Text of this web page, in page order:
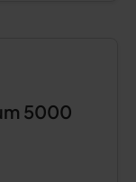
5000